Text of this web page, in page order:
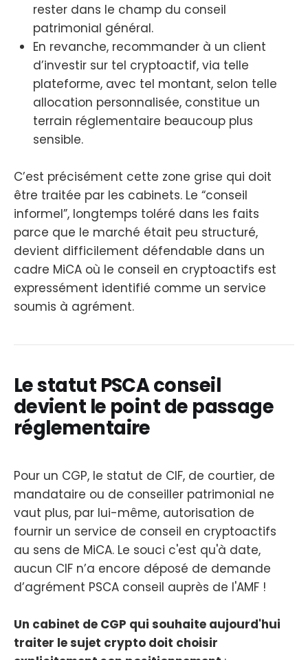
rester dans le champ du conseil
patrimonial général.
En revanche, recommander à un client
d’investir sur tel cryptoactif, via telle
plateforme, avec tel montant, selon telle
allocation personnalisée, constitue un
terrain réglementaire beaucoup plus
sensible.
C’est précisément cette zone grise qui doit
être traitée par les cabinets. Le “conseil
informel”, longtemps toléré dans les faits
parce que le marché était peu structuré,
devient difficilement défendable dans un
cadre MiCA où le conseil en cryptoactifs est
expressément identifié comme un service
soumis à agrément.
Le statut PSCA conseil
devient le point de passage
réglementaire
Pour un CGP, le statut de CIF, de courtier, de
mandataire ou de conseiller patrimonial ne
vaut plus, par lui-même, autorisation de
fournir un service de conseil en cryptoactifs
au sens de MiCA. Le souci c'est qu'à date,
aucun CIF n’a encore déposé de demande
d’agrément PSCA conseil auprès de l'AMF !
Un cabinet de CGP qui souhaite aujourd'hui
traiter le sujet crypto doit choisir